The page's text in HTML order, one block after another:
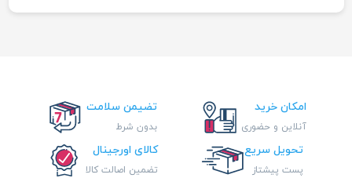
امکان خرید
آنلاین و حضوری
تضیمن سلامت
بدون شرط
تحویل سریع
پست پیشتاز
کالای اورجینال
تضمین اصالت کالا